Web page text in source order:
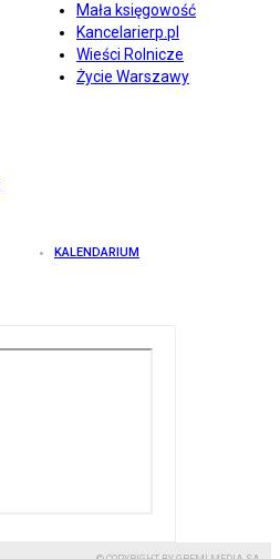
Mała księgowość
Kancelarierp.pl
Wieści Rolnicze
Życie Warszawy
KALENDARIUM